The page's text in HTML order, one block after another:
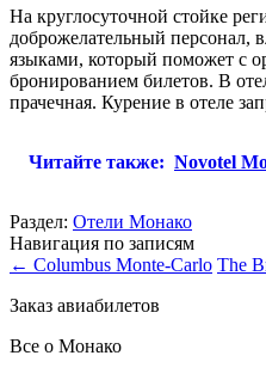
На круглосуточной стойке
доброжелательный персонал,
языками, который поможет с
бронированием билетов. В
прачечная. Курение в отеле
Читайте также: Novotel
Раздел: Отели Монако
Навигация по записям
← Columbus Monte-Carlo The
Заказ авиабилетов
Все о Монако